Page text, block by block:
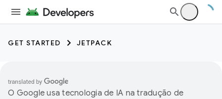
GET STARTED JETPACK
O Google usa tecnologia de IA na tradução de